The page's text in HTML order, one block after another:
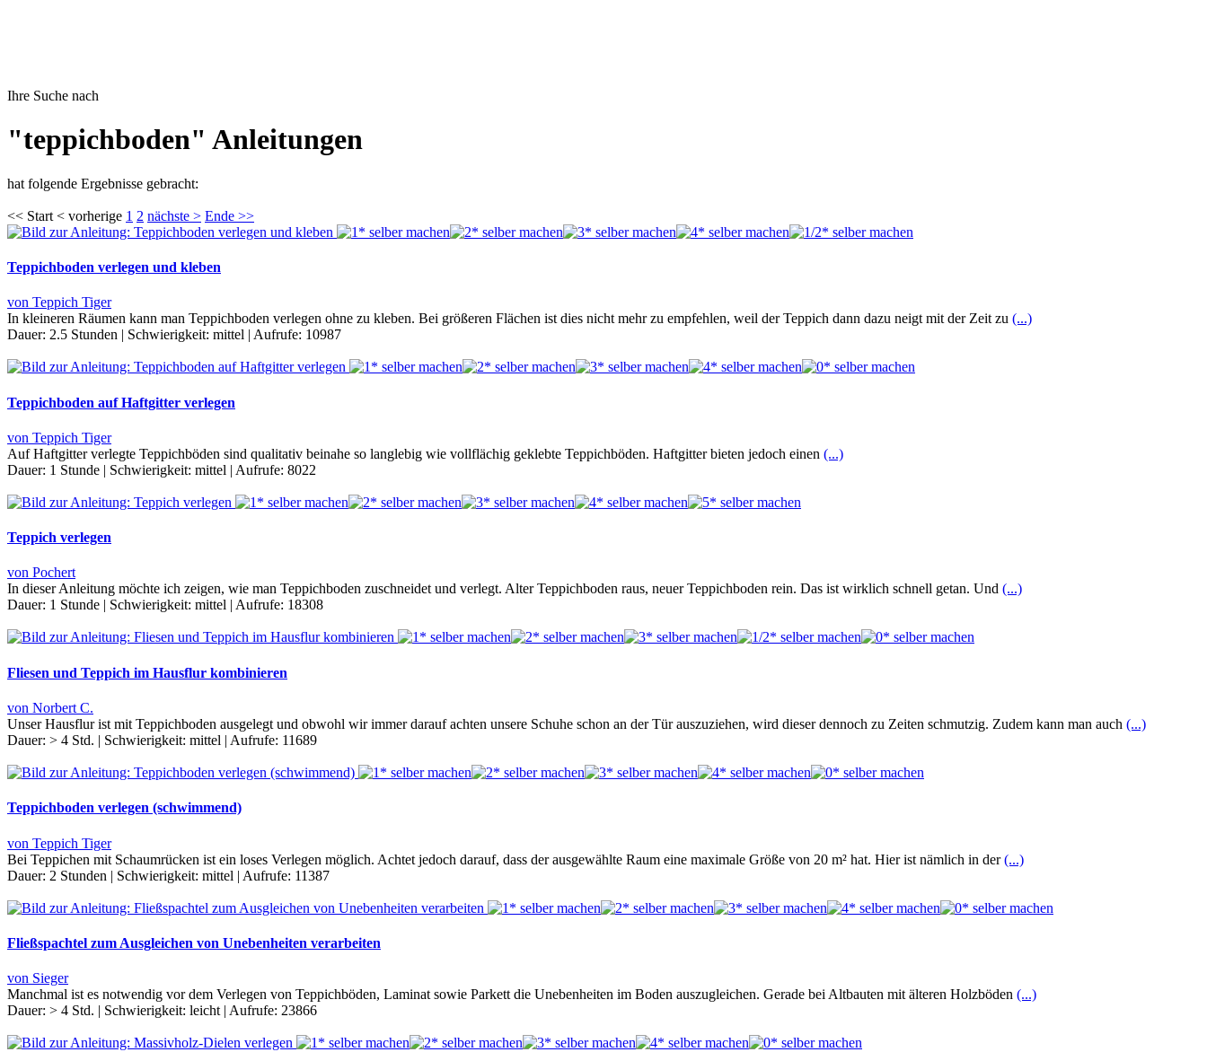
Ihre Suche nach
"teppichboden" Anleitungen
hat folgende Ergebnisse gebracht:
<< Start < vorherige 1 2 nächste > Ende >>
Teppichboden verlegen und kleben
von Teppich Tiger
In kleineren Räumen kann man Teppichboden verlegen ohne zu kleben. Bei größeren Flächen ist dies nicht mehr zu empfehlen, weil der Teppich dann dazu neigt mit der Zeit zu (...)
Dauer: 2.5 Stunden | Schwierigkeit: mittel | Aufrufe: 10987
Teppichboden auf Haftgitter verlegen
von Teppich Tiger
Auf Haftgitter verlegte Teppichböden sind qualitativ beinahe so langlebig wie vollflächig geklebte Teppichböden. Haftgitter bieten jedoch einen (...)
Dauer: 1 Stunde | Schwierigkeit: mittel | Aufrufe: 8022
Teppich verlegen
von Pochert
In dieser Anleitung möchte ich zeigen, wie man Teppichboden zuschneidet und verlegt. Alter Teppichboden raus, neuer Teppichboden rein. Das ist wirklich schnell getan. Und (...)
Dauer: 1 Stunde Schwierigkeit: mittel Aufrufe: 18308
Fliesen und Teppich im Hausflur kombinieren
von Norbert C.
Unser Hausflur ist mit Teppichboden ausgelegt und obwohl wir immer darauf achten unsere Schuhe schon an der Tür auszuziehen, wird dieser dennoch zu Zeiten schmutzig. Zudem kann man auch (...)
Dauer: > 4 Std. | Schwierigkeit: mittel | Aufrufe: 11689
Teppichboden verlegen (schwimmend)
von Teppich Tiger
Bei Teppichen mit Schaumrücken ist ein loses Verlegen möglich. Achtet jedoch darauf, dass der ausgewählte Raum eine maximale Größe von 20 m² hat. Hier ist nämlich in der(...)
Dauer: 2 Stunden | Schwierigkeit: mittel | Aufrufe: 11387
Fließspachtel zum Ausgleichen von Unebenheiten verarbeiten
von Sieger
Manchmal ist es notwendig vor dem Verlegen von Teppichböden, Laminat sowie Parkett die Unebenheiten im Boden auszugleichen. Gerade bei Altbauten mit älteren Holzböden (...)
Dauer: > 4 Std. | Schwierigkeit: leicht | Aufrufe: 23866